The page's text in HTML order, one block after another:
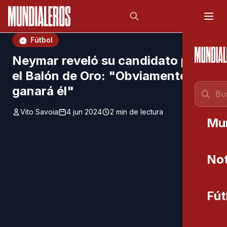
Saltar al contenido principal
Fútbol
Neymar reveló su candidato para
el Balón de Oro: "Obviamente lo
ganará él"
Vito Savoia 4 jun 2024 2 min de lectura